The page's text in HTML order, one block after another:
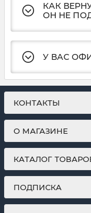
КАК
ОН НЕ
У ВАС
КОНТАКТЫ
О МАГАЗИНЕ
КАТАЛОГ
ПОДПИСКА